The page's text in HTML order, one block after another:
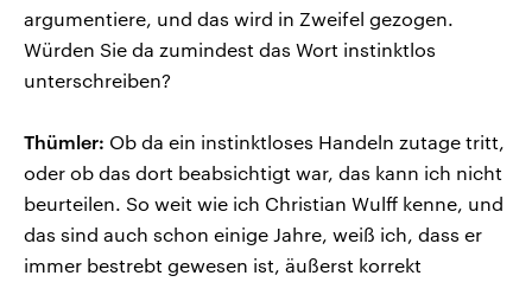
argumentiere, und das wird in Zweifel gezogen.
Würden Sie da zumindest das Wort instinktlos
unterschreiben?
Thümler: Ob da ein instinktloses Handeln zutage tritt,
oder ob das dort beabsichtigt war, das kann ich nicht
beurteilen. So weit wie ich Christian Wulff kenne, und
das sind auch schon einige Jahre, weiß ich, dass er
immer bestrebt gewesen ist, äußerst korrekt